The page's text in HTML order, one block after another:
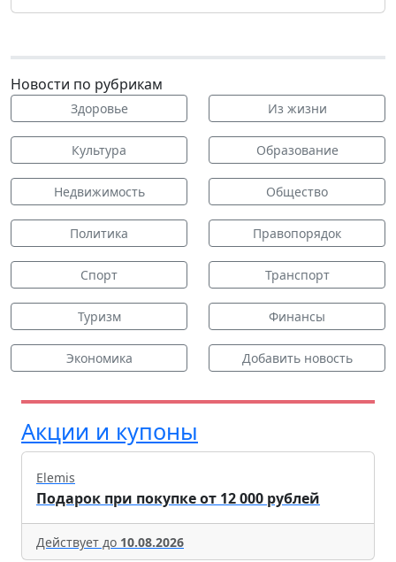
Новости по рубрикам
Здоровье Из жизни
Культура Образование
Недвижимость Общество
Политика Правопорядок
Спорт Транспорт
Туризм Финансы
Экономика Добавить новость
Акции и купоны
Elemis
Подарок при покупке от 12 000 рублей
Действует до 10.08.2026